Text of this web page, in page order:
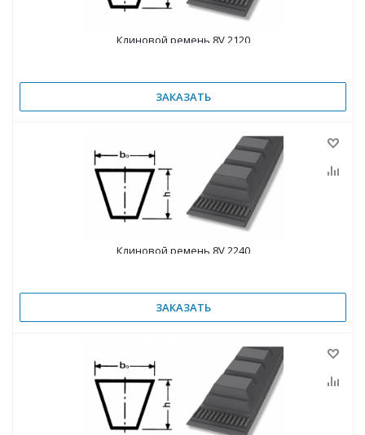
Клиновой ремень 8V 2120
ЗАКАЗАТЬ
Клиновой ремень 8V 2240
ЗАКАЗАТЬ